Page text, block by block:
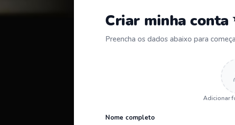
Criar minha conta
Preencha os dados abaixo para
Adicionar
Nome completo